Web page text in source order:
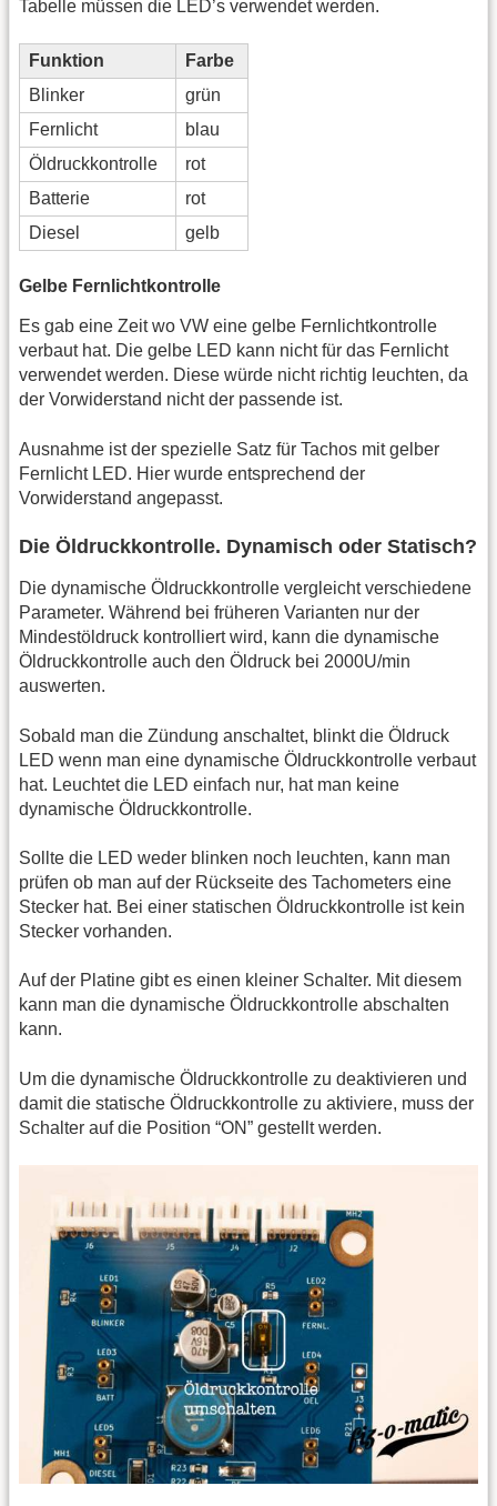
Tabelle müssen die LED’s verwendet werden.
Funktion
Farbe
Blinker
grün
Fernlicht
blau
Öldruckkontrolle
rot
Batterie
rot
Diesel
gelb
Gelbe Fernlichtkontrolle
Es gab eine Zeit wo VW eine gelbe Fernlichtkontrolle
verbaut hat. Die gelbe LED kann nicht für das Fernlicht
verwendet werden. Diese würde nicht richtig leuchten, da
der Vorwiderstand nicht der passende ist.
Ausnahme ist der spezielle Satz für Tachos mit gelber
Fernlicht LED. Hier wurde entsprechend der
Vorwiderstand angepasst.
Die Öldruckkontrolle. Dynamisch oder Statisch?
Die dynamische Öldruckkontrolle vergleicht verschiedene
Parameter. Während bei früheren Varianten nur der
Mindestöldruck kontrolliert wird, kann die dynamische
Öldruckkontrolle auch den Öldruck bei 2000U/min
auswerten.
Sobald man die Zündung anschaltet, blinkt die Öldruck
LED wenn man eine dynamische Öldruckkontrolle verbaut
hat. Leuchtet die LED einfach nur, hat man keine
dynamische Öldruckkontrolle.
Sollte die LED weder blinken noch leuchten, kann man
prüfen ob man auf der Rückseite des Tachometers eine
Stecker hat. Bei einer statischen Öldruckkontrolle ist kein
Stecker vorhanden.
Auf der Platine gibt es einen kleiner Schalter. Mit diesem
kann man die dynamische Öldruckkontrolle abschalten
kann.
Um die dynamische Öldruckkontrolle zu deaktivieren und
damit die statische Öldruckkontrolle zu aktiviere, muss der
Schalter auf die Position “ON” gestellt werden.